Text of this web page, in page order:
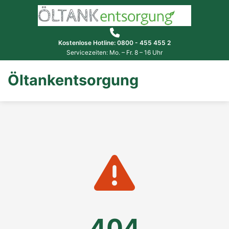
Kostenlose Hotline: 0800 - 455 455 2
Servicezeiten: Mo. – Fr. 8 – 16 Uhr
Öltankentsorgung